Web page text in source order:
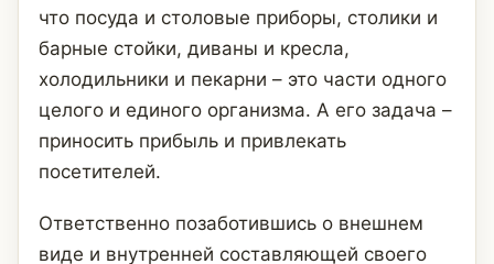
что посуда и столовые приборы, столики и
барные стойки, диваны и кресла,
холодильники и пекарни – это части одного
целого и единого организма. А его задача –
приносить прибыль и привлекать
посетителей.
Ответственно позаботившись о внешнем
виде и внутренней составляющей своего